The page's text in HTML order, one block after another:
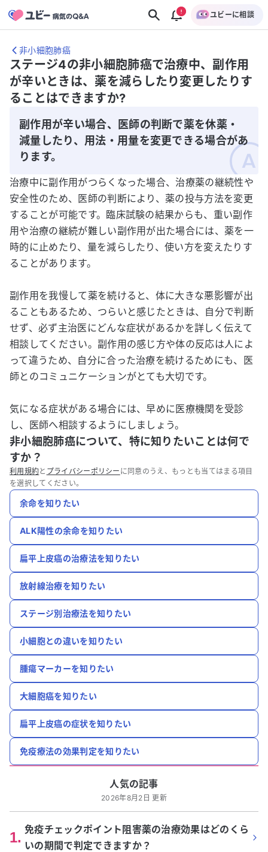
ユビーに相談
非小細胞肺癌
ステージ4の非小細胞肺癌で治療中、副作用
が辛いときは、薬を減らしたり変更したりす
ることはできますか?
副作用が辛い場合、医師の判断で薬を休薬・
減量したり、用法・用量を変更できる場合があ
ります。
治療中に副作用がつらくなった場合、治療薬の継続性や
安全性のため、医師の判断により、薬の投与方法を変更
することが可能です。臨床試験の結果からも、重い副作
用や治療の継続が難しい副作用が出た場合には、薬を一
時的に止めたり、量を減らしたり、使い方を変えたりす
ることがあります。
副作用を我慢して薬を続けると、体に大きな悪影響が出
ることもあるため、つらいと感じたときは、自分で判断
せず、必ず主治医にどんな症状があるかを詳しく伝えて
相談してください。副作用の感じ方や体の反応は人によ
って違うため、自分に合った治療を続けるためにも、医
師とのコミュニケーションがとても大切です。
気になる症状がある場合には、早めに医療機関を受診
し、医師へ相談するようにしましょう。
非小細胞肺癌について、特に知りたいことは何で
すか？
利用規約と プライバシーポリシー に同意のうえ、もっとも当てはまる項目
を選択してください。
余命を知りたい
ALK陽性の余命を知りたい
扁平上皮癌の治療法を知りたい
放射線治療を知りたい
ステージ別治療法を知りたい
小細胞との違いを知りたい
腫瘍マーカーを知りたい
大細胞癌を知りたい
扁平上皮癌の症状を知りたい
免疫療法の効果判定を知りたい
人気の記事
2026年8月2日 更新
1. 免疫チェックポイント阻害薬の治療効果はどのくら
いの期間で判定できますか？